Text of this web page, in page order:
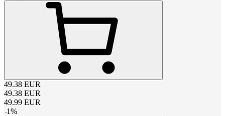
49.38 EUR
49.38 EUR
49.99 EUR
-1%